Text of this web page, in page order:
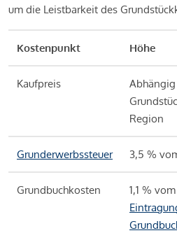
um die Leistbarkeit des
Kostenpunkt Höhe
Kaufpreis
Region
Grunderwerbssteuer 3,5 %
Grundbuchkosten
1,1 %